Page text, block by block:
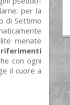
per la
di Settimo
menate
con ogni
il cuore a